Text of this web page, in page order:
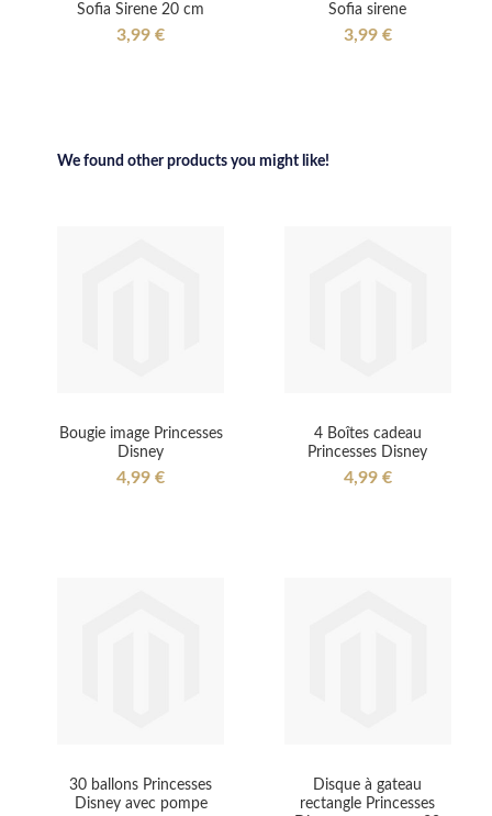
Sofia Sirene 20 cm
3,99 €
Sofia sirene
3,99 €
We found other products you might like!
Bougie image Princesses
Disney
4,99 €
4 Boîtes cadeau
Princesses Disney
4,99 €
30 ballons Princesses
Disney avec pompe
Disque à gateau
rectangle Princesses